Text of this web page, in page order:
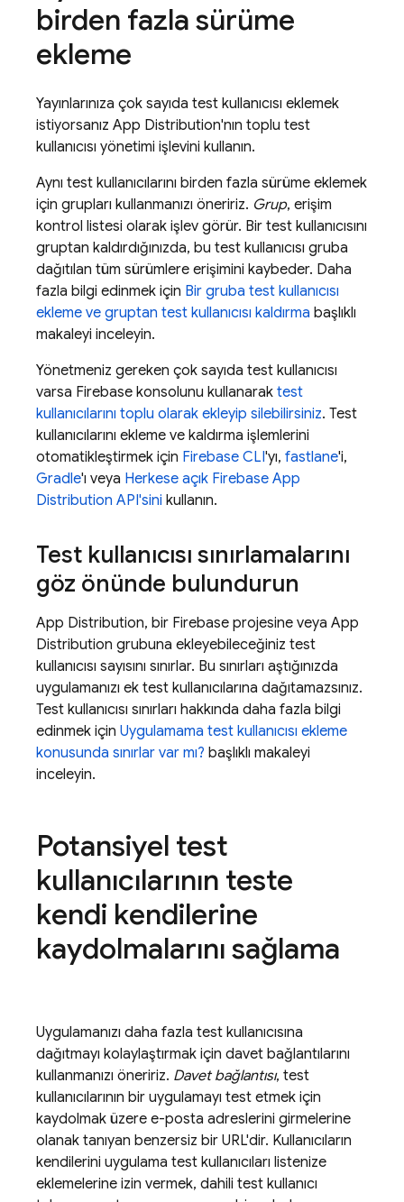
birden fazla sürüme
ekleme
Yayınlarınıza çok sayıda test kullanıcısı eklemek
istiyorsanız App Distribution'nın toplu test
kullanıcısı yönetimi işlevini kullanın.
Aynı test kullanıcılarını birden fazla sürüme eklemek
için grupları kullanmanızı öneririz. Grup, erişim
kontrol listesi olarak işlev görür. Bir test kullanıcısını
gruptan kaldırdığınızda, bu test kullanıcısı gruba
dağıtılan tüm sürümlere erişimini kaybeder. Daha
fazla bilgi edinmek için Bir gruba test kullanıcısı
ekleme ve gruptan test kullanıcısı kaldırma başlıklı
makaleyi inceleyin.
Yönetmeniz gereken çok sayıda test kullanıcısı
varsa Firebase konsolunu kullanarak test
kullanıcılarını toplu olarak ekleyip silebilirsiniz. Test
kullanıcılarını ekleme ve kaldırma işlemlerini
otomatikleştirmek için Firebase CLI'yı, fastlane'i,
Gradle'ı veya Herkese açık Firebase App
Distribution API'sini kullanın.
Test kullanıcısı sınırlamalarını
göz önünde bulundurun
App Distribution, bir Firebase projesine veya App
Distribution grubuna ekleyebileceğiniz test
kullanıcısı sayısını sınırlar. Bu sınırları aştığınızda
uygulamanızı ek test kullanıcılarına dağıtamazsınız.
Test kullanıcısı sınırları hakkında daha fazla bilgi
edinmek için Uygulamama test kullanıcısı ekleme
konusunda sınırlar var mı? başlıklı makaleyi
inceleyin.
Potansiyel test
kullanıcılarının teste
kendi kendilerine
kaydolmalarını sağlama
Uygulamanızı daha fazla test kullanıcısına
dağıtmayı kolaylaştırmak için davet bağlantılarını
kullanmanızı öneririz. Davet bağlantısı, test
kullanıcılarının bir uygulamayı test etmek için
kaydolmak üzere e-posta adreslerini girmelerine
olanak tanıyan benzersiz bir URL'dir. Kullanıcıların
kendilerini uygulama test kullanıcıları listenize
eklemelerine izin vermek, dahili test kullanıcı